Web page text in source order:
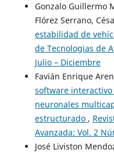
Gonzalo Guillermo
Flórez Serrano,
estabilidad de
de Tecnologias de
Julio – Diciembre
Favián Enrique
software
neuronales
estructurado ,
Avanzada: Vol. 2
José Liviston